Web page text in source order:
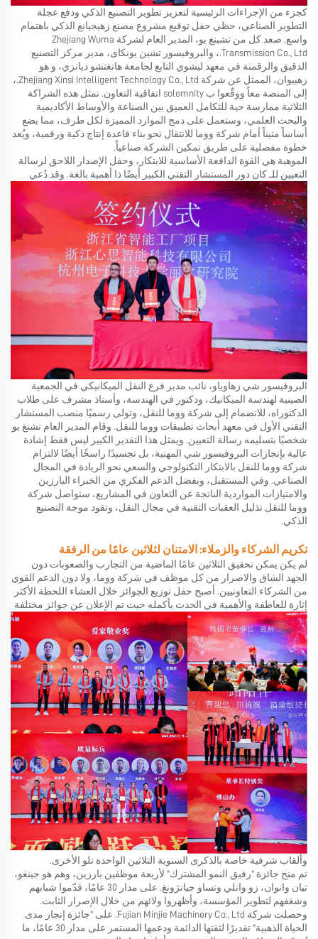
كجزء من الإجراءات الرئيسية لتعزيز تطوير التصنيع الذكي ودفع عجلة
التطوير الصناعي، حظي حفل توقيع مشروع مصنع زهيجيانغ الذكي باهتمام
واسع. صعد كل من تشينغ يو، المدير العام لشركة Zhejiang Wuma
Transmission Co., Ltd.، والبروفيسور تشين يونكاى، مدير مركز التصنيع
الدقيق والرقمنة في معهد ليشوي التابع لجامعة هانغتشو ديانزي، و هو
زهييوان، الممثل عن شركة Zhejiang Xinsi Intelligent Technology Co., Ltd.،
إلى المنصة معاً ووقّعوا ب solemnity اتفاقية التعاون. تمثل هذه الشراكة
الثلاثية ممارسة حية للتكامل العميق بين الصناعة والأوساط الأكاديمية
والبحث العلمي، وستعمل على دمج الموارد المميزة لكل طرف، مما يضع
أساساً متيناً أمام شركة ووما للانتقال نحو بناء قاعدة إنتاج ذكية ورقمية، ويُعد
خطوة مفصلية على طريق تمكين الشركة صناعياً.
الموهبة هي القوة الدافعة الأساسية للابتكار، وحفل الإصدار اللاحق لرسالة
التعيين للـ كان دور المستشار التقني الكبير أيضًا ذا أهمية بالغة. وقد دُعي
البروفيسور شي زهاوياو، نائب مدير فرع النقل الميكانيكي في الجمعية
الصينية لهندسة الميكانيك، ودكتور في الهندسة، وأستاذ مشرف على طلاب
الدكتوراه، للانضمام إلى شركة ووما للنقل، وتولى رسميًا منصب المستشار
التقني الأول في معهد أبحاث تطبيقات ووما للنقل. وقام المدير العام تشنغ يو
شخصيًا بتسليمه رسالة التعيين. ويمثل هذا التقدير الكبير ليس فقط إشادة
عالية بإنجازات البروفيسور شي المهنية، بل تجسيدًا راسخًا أيضًا لالتزام
شركة ووما للنقل بالابتكار التكنولوجي والسعي نحو الريادة في المجال
الصناعي. وفي المستقبل، وبفضل الدعم الفكري من الخبراء البارزين
والامتيازات المواردية الناتجة عن التعاون في المشاريع، ستواصل شركة
ووما للنقل تذليل العقبات التقنية في مجال النقل، وتقود موجة التصنيع
الذكي.
تكريم الشركاء والزملاء: الامتنان لثلاثين عامًا من الرفقة
لم يكن يمكن تحقيق الثلاثين عامًا الماضية من التجارب والصعوبات دون
الجهد الشاق والاصرار من كل موظف في شركة ووما، ولا دون الدعم القوي
من الشركاء التعاونيين. أصبح حفل توزيع الجوائز خلال العشاء اللحظة الأكثر
إثارة للعاطفة والأهمية في الحدث بأكمله حيث تم الإعلان عن جوائز مختلفة
وألقاب شرفية خاصة بالذكرى السنوية الثلاثين الواحدة تلو الأخرى.
تم منح جائزة "رفيق النمو المشترك" لأربعة موظفين بارزين، وهم هو جينغو،
تيان وانوان، زو وانلي وتساو جيانژونغ. على مدار 30 عامًا، قدّموا شبابهم
وشغفهم لتطوير المؤسسة، وأظهروا ولائهم من خلال الإصرار الثابت.
وحصلت شركة Fujian Minjie Machinery Co., Ltd. على "جائزة إنجاز مدى
الحياة الذهبية" تقديرًا لثقتها الدائمة ودعمها المستمر على مدار 30 عامًا، ما